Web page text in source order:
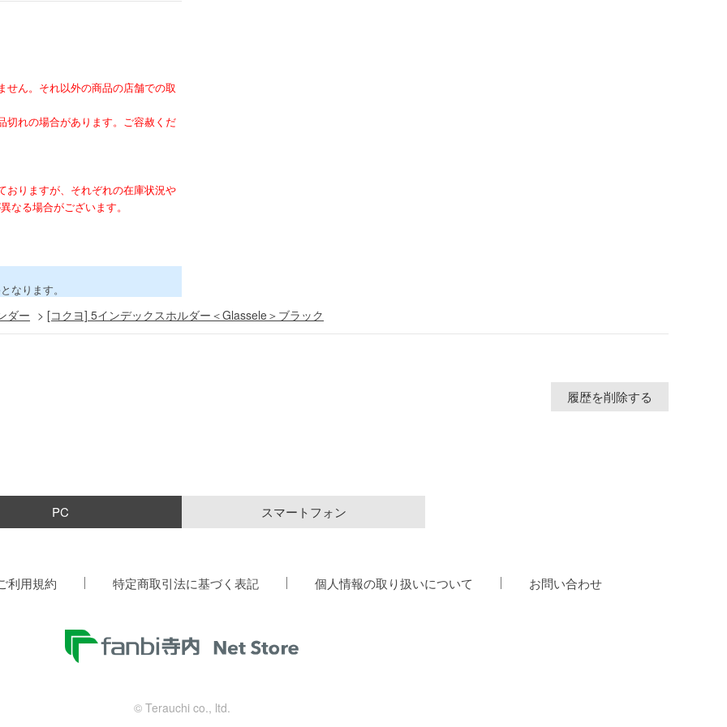
せん。それ以外の商品の店舗での取
切れの場合があります。ご容赦くだ
おりますが、それぞれの在庫状況や
なる場合がございます。
なります。
ダー > [コクヨ] 5インデックスホルダー＜Glassele＞ブラック
履歴を削除する
PC スマートフォン
利用規約 特定商取引法に基づく表記 個人情報の取り扱いについて お問い合わせ
© Terauchi co., ltd.